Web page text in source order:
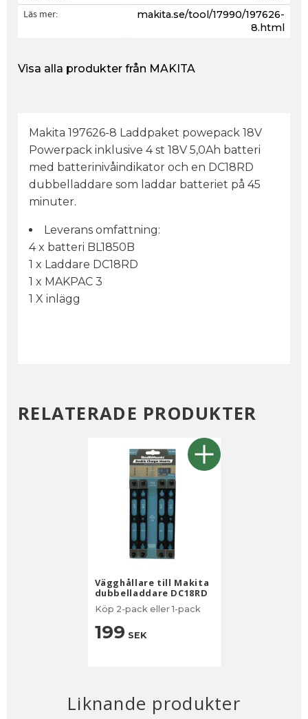
Läs mer
makita.se/tool/17990/197626-
8.html
Visa alla produkter från MAKITA
Makita 197626-8 Laddpaket powepack 18V
Powerpack inklusive 4 st 18V 5,0Ah batteri
med batterinivåindikator och en DC18RD
dubbelladdare som laddar batteriet på 45
minuter.
Leverans omfattning:
4 x batteri BL1850B
1 x Laddare DC18RD
1 x MAKPAC 3
1 X inlägg
RELATERADE PRODUKTER
Vägghållare till Makita
dubbelladdare DC18RD
Köp 2-pack eller 1-pack
199 SEK
Liknande produkter